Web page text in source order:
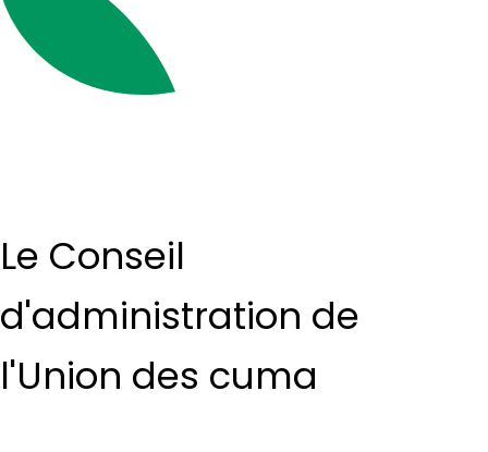
Le Conseil
d'administration de
l'Union des cuma